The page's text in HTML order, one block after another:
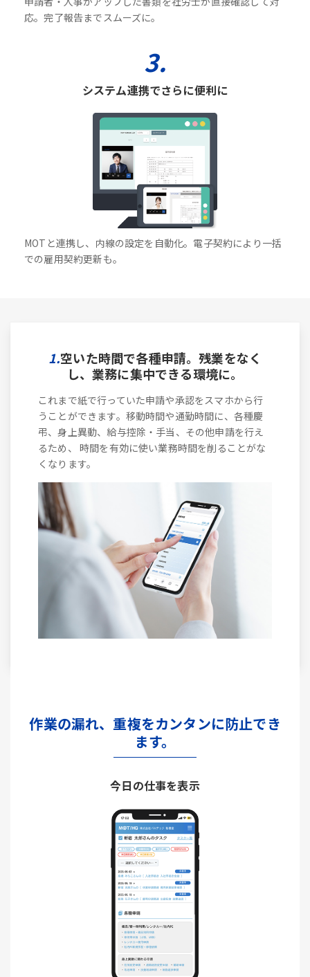
応。完了報告までスムーズに。
3.
システム連携でさらに便利に
MOTと連携し、内線の設定を自動化。電子契約により一括
での雇用契約更新も。
1.空いた時間で各種申請。残業をなく
し、業務に集中できる環境に。
これまで紙で行っていた申請や承認をスマホから行
うことができます。移動時間や通勤時間に、各種慶
弔、身上異動、給与控除・手当、その他申請を行え
るため、 時間を有効に使い業務時間を削ることがな
くなります。
作業の漏れ、重複をカンタンに防止でき
ます。
今日の仕事を表示